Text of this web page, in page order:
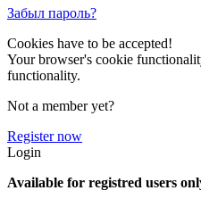
Забыл пароль?
Cookies have to be accepted!
Your browser's cookie
functionality.
Not a member yet?
Register now
Login
Available for registred users